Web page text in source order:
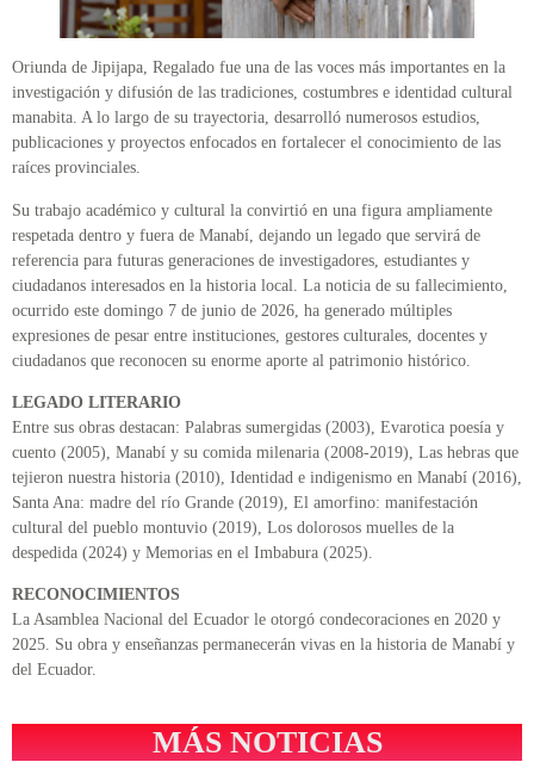
Oriunda de Jipijapa, Regalado fue una de las voces más importantes en la
investigación y difusión de las tradiciones, costumbres e identidad cultural
manabita. A lo largo de su trayectoria, desarrolló numerosos estudios,
publicaciones y proyectos enfocados en fortalecer el conocimiento de las
raíces provinciales.
Su trabajo académico y cultural la convirtió en una figura ampliamente
respetada dentro y fuera de Manabí, dejando un legado que servirá de
referencia para futuras generaciones de investigadores, estudiantes y
ciudadanos interesados en la historia local. La noticia de su fallecimiento,
ocurrido este domingo 7 de junio de 2026, ha generado múltiples
expresiones de pesar entre instituciones, gestores culturales, docentes y
ciudadanos que reconocen su enorme aporte al patrimonio histórico.
LEGADO LITERARIO
Entre sus obras destacan: Palabras sumergidas (2003), Evarotica poesía y
cuento (2005), Manabí y su comida milenaria (2008-2019), Las hebras que
tejieron nuestra historia (2010), Identidad e indigenismo en Manabí (2016),
Santa Ana: madre del río Grande (2019), El amorfino: manifestación
cultural del pueblo montuvio (2019), Los dolorosos muelles de la
despedida (2024) y Memorias en el Imbabura (2025).
RECONOCIMIENTOS
La Asamblea Nacional del Ecuador le otorgó condecoraciones en 2020 y
2025. Su obra y enseñanzas permanecerán vivas en la historia de Manabí y
del Ecuador.
MÁS NOTICIAS